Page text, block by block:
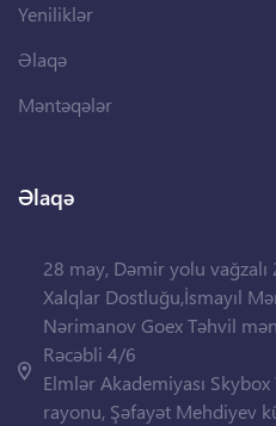
Yeniliklər
Əlaqə
Məntəqələr
Əlaqə
28 may, Dəmir yolu
Xalqlar Dostluğu,İsmayıl
Nərimanov Goex Təhvil
Rəcəbli 4/6
Elmlər Akademiyası
rayonu, Şəfayət Mehdiyev